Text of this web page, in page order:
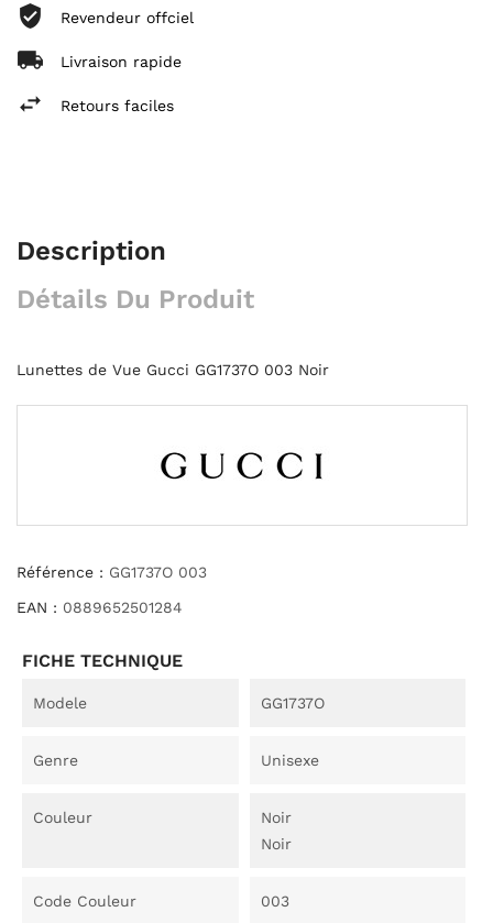
Revendeur offciel
Livraison rapide
Retours faciles
Description
Détails Du Produit
Lunettes de Vue Gucci GG1737O 003 Noir
Référence : GG1737O 003
EAN : 0889652501284
FICHE TECHNIQUE
Modele GG1737O
Genre Unisexe
Couleur
Noir
Noir
Code Couleur 003